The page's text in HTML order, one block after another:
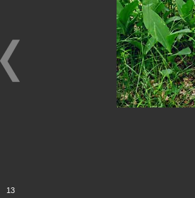
13